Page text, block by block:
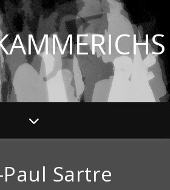
Paul Sartre